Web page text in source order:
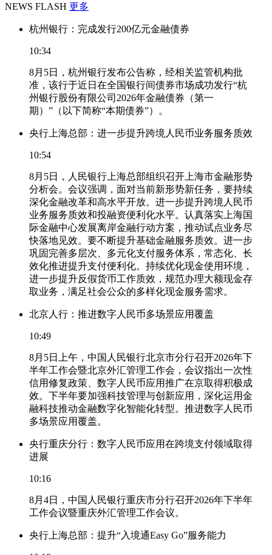
NEWS FLASH 更多
杭州银行：完成发行200亿元金融债券
10:34
8月5日，杭州银行发布公告称，经相关监管机构批
准，该行于近日在全国银行间债券市场成功发行“杭
州银行股份有限公司2026年金融债券（第一
期）”（以下简称“本期债券”）。
央行上海总部：进一步提升跨境人民币业务服务质效
10:54
8月5日，人民银行上海总部组织召开上海市金融形势
分析会。会议强调，面对当前新形势新任务，要持续
深化金融改革和高水平开放。进一步提升跨境人民币
业务服务质效和投融资便利化水平。认真落实上海国
际金融中心发展离岸金融行动方案，推动试点业务尽
快落地见效。要不断提升基础金融服务质效。进一步
巩固完善多层次、多元化支付服务体系，常态化、长
效化推进提升支付便利化。持续优化现金使用环境，
进一步提升反假货币工作质效，规范办理大额现金存
取业务，满足社会公众的多样化现金服务需求。
北京人行：推进数字人民币多场景应用覆盖
10:49
8月5日上午，中国人民银行北京市分行召开2026年下
半年工作会暨北京外汇管理工作会，会议指出一次性
信用修复政策、数字人民币应用推广在京取得积极成
效。下半年要加强科技管理与创新应用，深化运用金
融科技推动金融数字化智能化转型。推进数字人民币
多场景应用覆盖。
央行重庆分行：数字人民币应用在跨境支付领域取得
进展
10:16
8月4日，中国人民银行重庆市分行召开2026年下半年
工作会议暨重庆外汇管理工作会议。
央行上海总部：提升“入境通Easy Go”服务能力